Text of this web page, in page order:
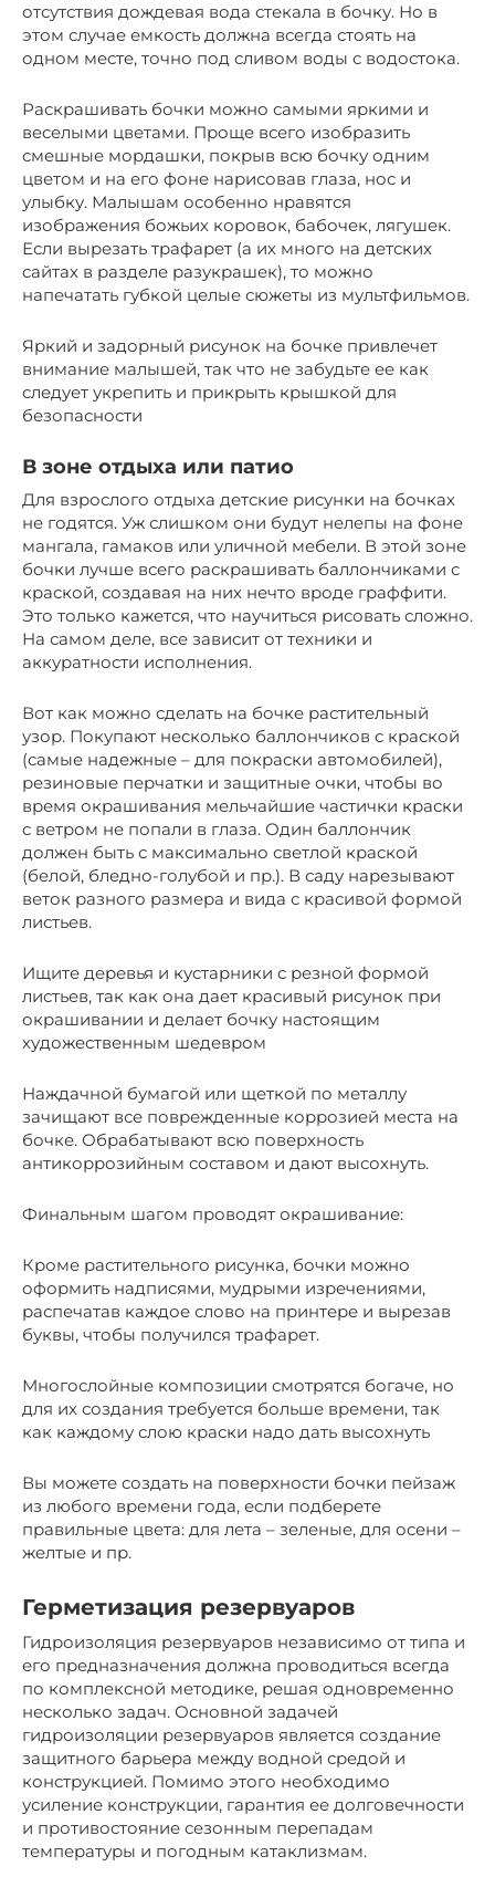
отсутствия дождевая вода стекала в бочку. Но в
этом случае емкость должна всегда стоять на
одном месте, точно под сливом воды с водостока.
Раскрашивать бочки можно самыми яркими и
веселыми цветами. Проще всего изобразить
смешные мордашки, покрыв всю бочку одним
цветом и на его фоне нарисовав глаза, нос и
улыбку. Малышам особенно нравятся
изображения божьих коровок, бабочек, лягушек.
Если вырезать трафарет (а их много на детских
сайтах в разделе разукрашек), то можно
напечатать губкой целые сюжеты из мультфильмов.
Яркий и задорный рисунок на бочке привлечет
внимание малышей, так что не забудьте ее как
следует укрепить и прикрыть крышкой для
безопасности
В зоне отдыха или патио
Для взрослого отдыха детские рисунки на бочках
не годятся. Уж слишком они будут нелепы на фоне
мангала, гамаков или уличной мебели. В этой зоне
бочки лучше всего раскрашивать баллончиками с
краской, создавая на них нечто вроде граффити.
Это только кажется, что научиться рисовать сложно.
На самом деле, все зависит от техники и
аккуратности исполнения.
Вот как можно сделать на бочке растительный
узор. Покупают несколько баллончиков с краской
(самые надежные – для покраски автомобилей),
резиновые перчатки и защитные очки, чтобы во
время окрашивания мельчайшие частички краски
с ветром не попали в глаза. Один баллончик
должен быть с максимально светлой краской
(белой, бледно-голубой и пр.). В саду нарезывают
веток разного размера и вида с красивой формой
листьев.
Ищите деревья и кустарники с резной формой
листьев, так как она дает красивый рисунок при
окрашивании и делает бочку настоящим
художественным шедевром
Наждачной бумагой или щеткой по металлу
зачищают все поврежденные коррозией места на
бочке. Обрабатывают всю поверхность
антикоррозийным составом и дают высохнуть.
Финальным шагом проводят окрашивание:
Кроме растительного рисунка, бочки можно
оформить надписями, мудрыми изречениями,
распечатав каждое слово на принтере и вырезав
буквы, чтобы получился трафарет.
Многослойные композиции смотрятся богаче, но
для их создания требуется больше времени, так
как каждому слою краски надо дать высохнуть
Вы можете создать на поверхности бочки пейзаж
из любого времени года, если подберете
правильные цвета: для лета – зеленые, для осени –
желтые и пр.
Герметизация резервуаров
Гидроизоляция резервуаров независимо от типа и
его предназначения должна проводиться всегда
по комплексной методике, решая одновременно
несколько задач. Основной задачей
гидроизоляции резервуаров является создание
защитного барьера между водной средой и
конструкцией. Помимо этого необходимо
усиление конструкции, гарантия ее долговечности
и противостояние сезонным перепадам
температуры и погодным катаклизмам.